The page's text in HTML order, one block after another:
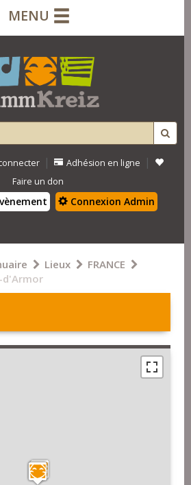
MENU
| Adhésion en ligne |
Faire un don
Connexion Admin
Lieux
FRANCE
d'Armor